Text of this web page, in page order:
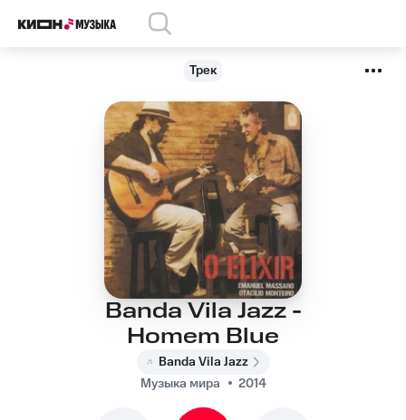
Трек
Banda Vila Jazz -
Homem Blue
Banda Vila Jazz
Музыка мира
2014